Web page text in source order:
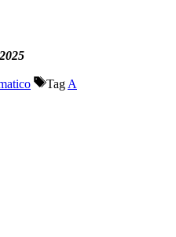
Tag A